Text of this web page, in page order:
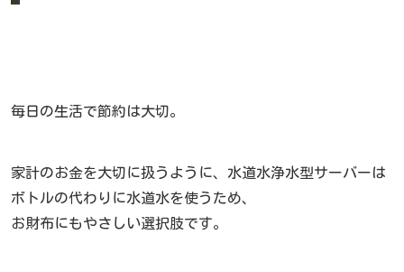
毎日の生活で節約は大切。
家計のお金を大切に扱うように、水道水浄水型サーバーは
ボトルの代わりに水道水を使うため、
お財布にもやさしい選択肢です。